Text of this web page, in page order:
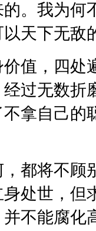
。我为何
天下无敌
值，四处
过无数折
拿自己的
都将不顾
处世，但
不能腐化